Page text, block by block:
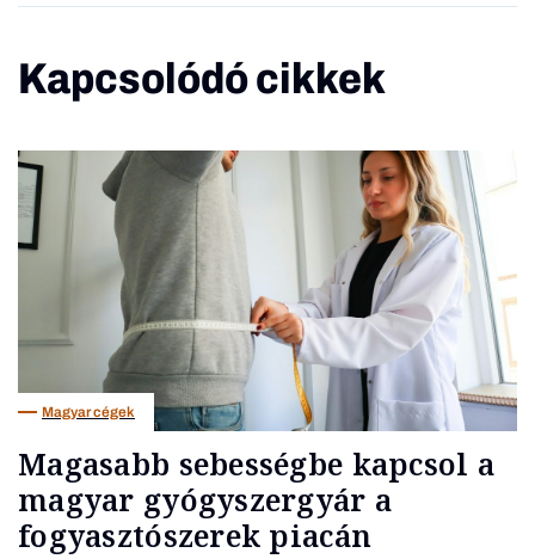
Kapcsolódó cikkek
Magyar cégek
Magasabb sebességbe kapcsol a
magyar gyógyszergyár a
fogyasztószerek piacán